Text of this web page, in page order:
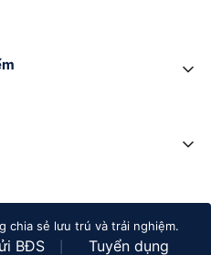
chia sẻ lưu trú và trải nghiệm.
BĐS Tuyển dụng